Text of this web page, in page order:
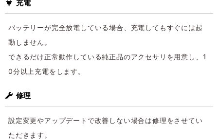
充電
バッテリーが完全放電している場合、充電してもすぐには起
動しません。
できるだけ正常動作している純正品のアクセサリを用意し、1
0分以上充電をします。
修理
設定変更やアップデートで改善しない場合は修理をさせてい
ただきます。